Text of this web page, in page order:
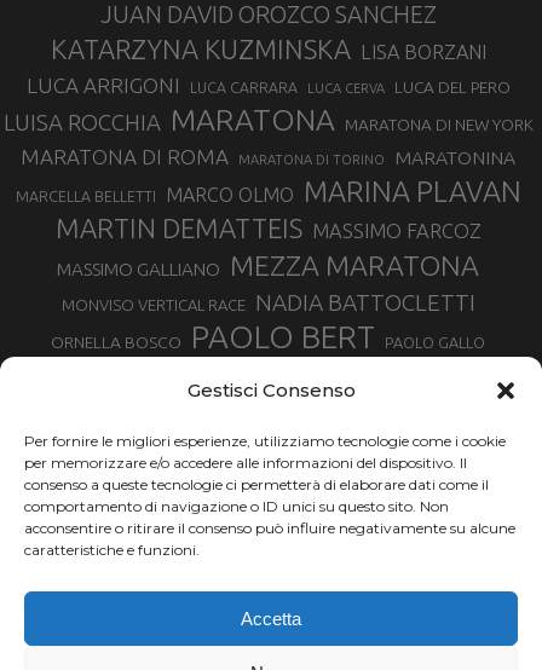
Gestisci Consenso
Per fornire le migliori esperienze, utilizziamo tecnologie come i cookie
per memorizzare e/o accedere alle informazioni del dispositivo. Il
consenso a queste tecnologie ci permetterà di elaborare dati come il
comportamento di navigazione o ID unici su questo sito. Non
acconsentire o ritirare il consenso può influire negativamente su alcune
caratteristiche e funzioni.
Accetta
JUAN DAVID OROZCO SANCHEZ
KATARZYNA KUZMINSKA LISA BORZANI
LUCA ARRIGONI LUCA CARRARA LUCA CERVA LUCA DEL PERO
LUISA ROCCHIA MARATONA MARATONA DI NEW YORK
MARATONA DI ROMA MARATONA DI TORINO MARATONINA
MARCELLA BELLETTI MARCO OLMO MARINA PLAVAN
MARTIN DEMATTEIS MASSIMO FARCOZ
MASSIMO GALLIANO MEZZA MARATONA
MONVISO VERTICAL RACE NADIA BATTOCLETTI
ORNELLA BOSCO PAOLO BERT PAOLO GALLO
SILVIA SERAFINI SONIA GLAREY TAVAGNASCO TOR DES GEANTS
TOUR MONVISO TRAIL TRAIL MONTE CASTO TROFEO KIMA
TURIN MARATHON URBAN ZEMMER VAL DI FASSA RUNNING
VALENTINA BELOTTI
VENICE MARATHON
XAVIER CHEVRIER